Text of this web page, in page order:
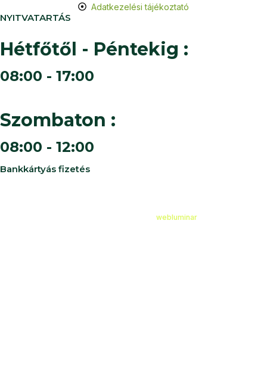
Adatkezelési tájékoztató
NYITVATARTÁS
Hétfőtől - Péntekig :
08:00 - 17:00
Szombaton :
08:00 - 12:00
Bankkártyás fizetés
webluminar